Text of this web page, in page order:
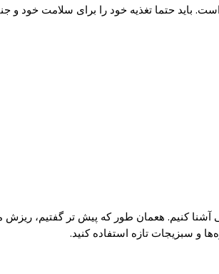
است. باید حتما تغذیه خود را برای سلامت
آشنا کنیم. هعمان طور که پیش تر گفتیم،
و سبزیجات تازه استفاده کنید.